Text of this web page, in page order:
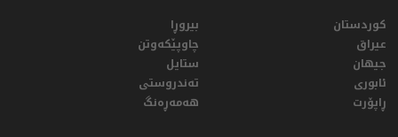
کوردستان
عيراق
جیهان
ئابوری
ڕاپۆرت
بیروڕا
چاوپێکەوتن
ستایل
تەندروستی
هەمەڕەنگ